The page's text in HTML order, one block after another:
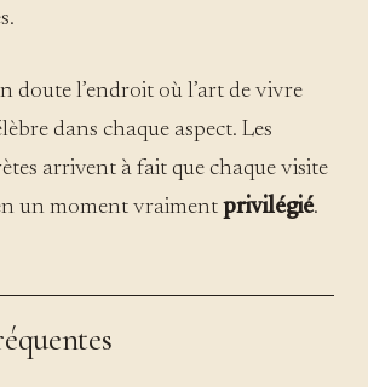
doute l’endroit où l’art de vivre
dans chaque aspect. Les
arrivent à fait que chaque visite
un moment vraiment privilégié.